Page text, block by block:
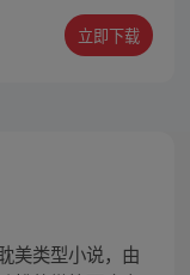
立即下载
美类型小说，由